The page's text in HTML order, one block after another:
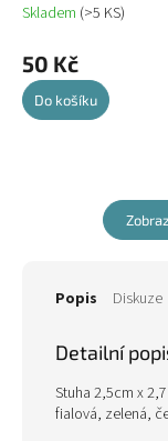
Skladem (>5 KS)
50 Kč
Do košíku
Popis Diskuze
Detailní
Stuha 2,5cm x
fialová, zelená,